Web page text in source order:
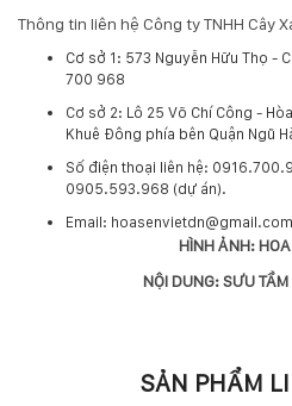
Thông tin liên hệ Công ty TNHH Cây
Cơ sở 1: 573 Nguyễn Hữu Thọ -
700 968
Cơ sở 2: Lô 25 Võ Chí Công -
Khuê Đông phía bên Quận Ngũ
​Số điện thoại liên hệ:
0905.593.968 (dự án).
Email: hoasenvietdn@gmail.com
HÌNH ẢNH: HOA
NỘI DUNG: SƯU TẦM
SẢN PHẨM